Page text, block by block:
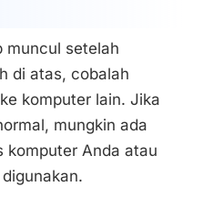
muncul setelah
di atas, cobalah
komputer lain. Jika
mungkin ada
komputer Anda atau